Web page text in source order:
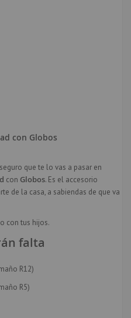
con Globos
que te lo vas a pasar en
con Globos. Es el accesorio
de la casa, a sabiendas de que va
con tus hijos.
falta
R12)
R5)